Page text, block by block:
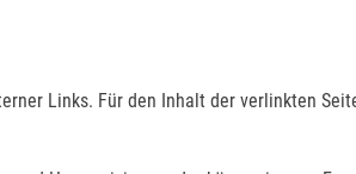
Links. Für den Inhalt der verlinkten